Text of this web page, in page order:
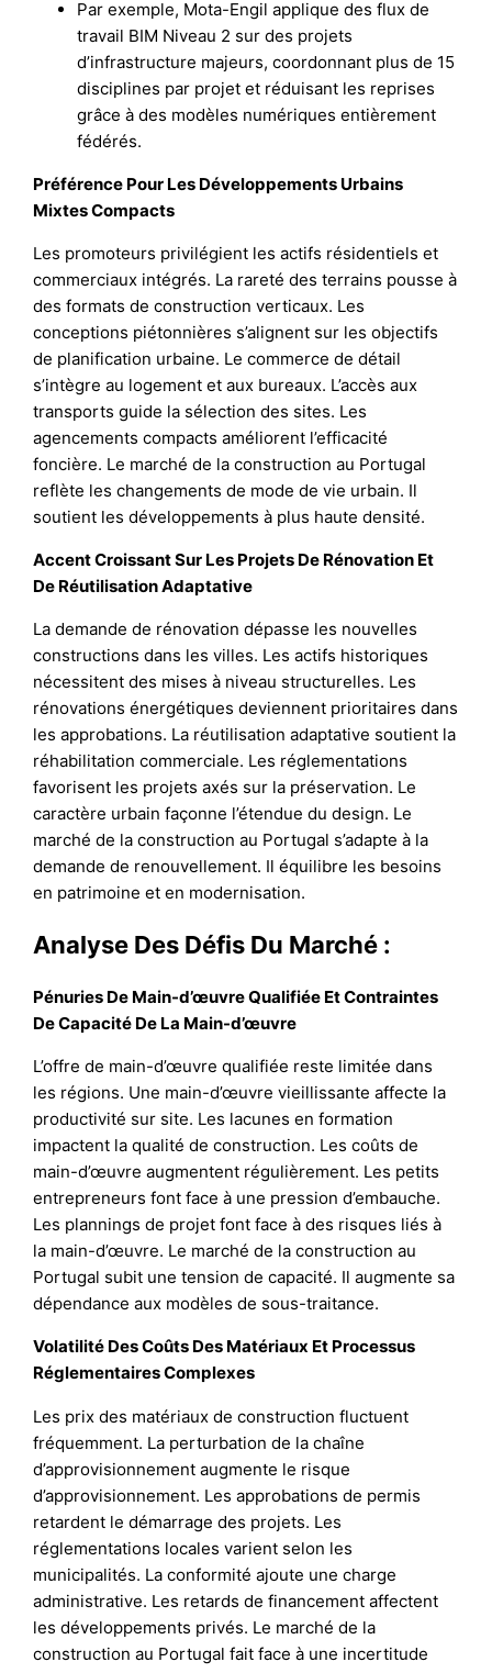
Par exemple, Mota-Engil applique des flux de
travail BIM Niveau 2 sur des projets
d’infrastructure majeurs, coordonnant plus de 15
disciplines par projet et réduisant les reprises
grâce à des modèles numériques entièrement
fédérés.
Préférence Pour Les Développements Urbains
Mixtes Compacts
Les promoteurs privilégient les actifs résidentiels et
commerciaux intégrés. La rareté des terrains pousse à
des formats de construction verticaux. Les
conceptions piétonnières s’alignent sur les objectifs
de planification urbaine. Le commerce de détail
s’intègre au logement et aux bureaux. L’accès aux
transports guide la sélection des sites. Les
agencements compacts améliorent l’efficacité
foncière. Le marché de la construction au Portugal
reflète les changements de mode de vie urbain. Il
soutient les développements à plus haute densité.
Accent Croissant Sur Les Projets De Rénovation Et
De Réutilisation Adaptative
La demande de rénovation dépasse les nouvelles
constructions dans les villes. Les actifs historiques
nécessitent des mises à niveau structurelles. Les
rénovations énergétiques deviennent prioritaires dans
les approbations. La réutilisation adaptative soutient la
réhabilitation commerciale. Les réglementations
favorisent les projets axés sur la préservation. Le
caractère urbain façonne l’étendue du design. Le
marché de la construction au Portugal s’adapte à la
demande de renouvellement. Il équilibre les besoins
en patrimoine et en modernisation.
Analyse Des Défis Du Marché :
Pénuries De Main-d’œuvre Qualifiée Et Contraintes
De Capacité De La Main-d’œuvre
L’offre de main-d’œuvre qualifiée reste limitée dans
les régions. Une main-d’œuvre vieillissante affecte la
productivité sur site. Les lacunes en formation
impactent la qualité de construction. Les coûts de
main-d’œuvre augmentent régulièrement. Les petits
entrepreneurs font face à une pression d’embauche.
Les plannings de projet font face à des risques liés à
la main-d’œuvre. Le marché de la construction au
Portugal subit une tension de capacité. Il augmente sa
dépendance aux modèles de sous-traitance.
Volatilité Des Coûts Des Matériaux Et Processus
Réglementaires Complexes
Les prix des matériaux de construction fluctuent
fréquemment. La perturbation de la chaîne
d’approvisionnement augmente le risque
d’approvisionnement. Les approbations de permis
retardent le démarrage des projets. Les
réglementations locales varient selon les
municipalités. La conformité ajoute une charge
administrative. Les retards de financement affectent
les développements privés. Le marché de la
construction au Portugal fait face à une incertitude